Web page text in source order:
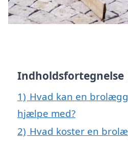
Indholdsfortegnelse
1) Hvad kan en
hjælpe med?
2) Hvad koster en